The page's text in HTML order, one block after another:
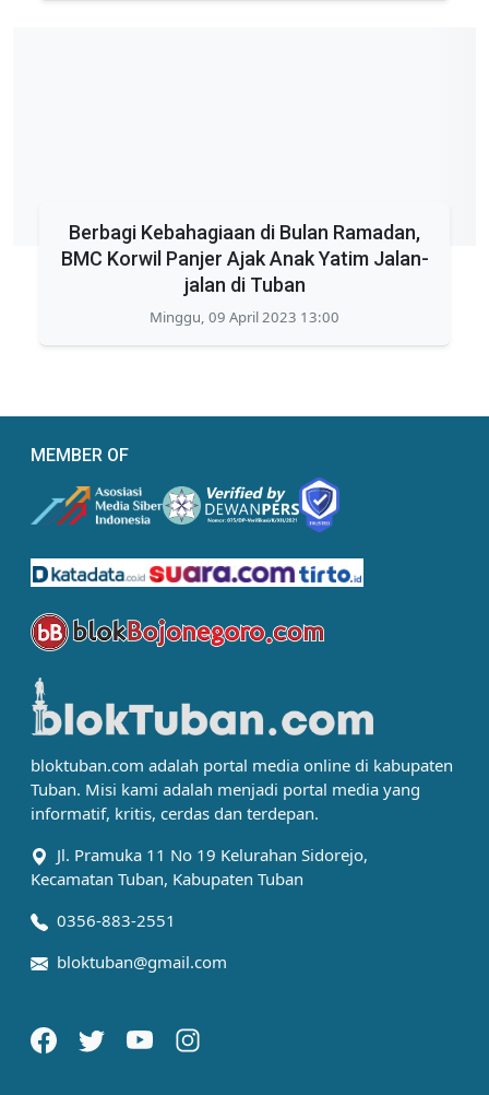
Berbagi Kebahagiaan di Bulan Ramadan,
BMC Korwil Panjer Ajak Anak Yatim Jalan-
jalan di Tuban
Minggu, 09 April 2023 13:00
MEMBER OF
bloktuban.com adalah portal media online di kabupaten
Tuban. Misi kami adalah menjadi portal media yang
informatif, kritis, cerdas dan terdepan.
Jl. Pramuka 11 No 19 Kelurahan Sidorejo,
Kecamatan Tuban, Kabupaten Tuban
0356-883-2551
bloktuban@gmail.com